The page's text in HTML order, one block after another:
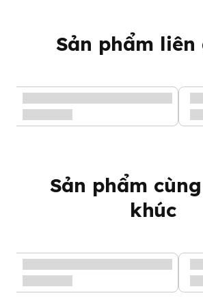
Những đặc điểm
Sản phẩm liên
Sản phẩm
khúc